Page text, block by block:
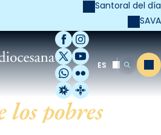
Santoral del día
SAVA
Facebook
Instagram
X / Twitter
YouTube
WhatsApp
Flickr
Radio Estel
Catalunya
ES Buscar
los pobres